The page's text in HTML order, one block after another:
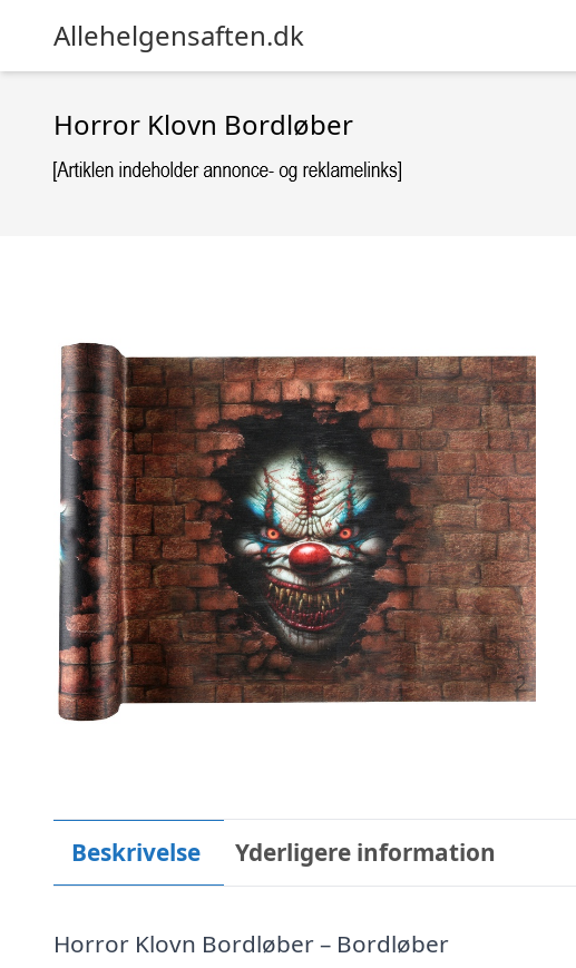
Allehelgensaften.dk
Horror Klovn Bordløber
Beskrivelse Yderligere information
Horror Klovn Bordløber – Bordløber